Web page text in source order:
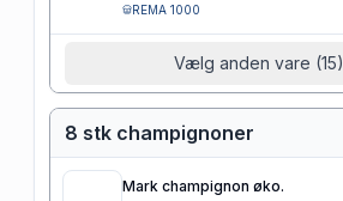
REMA 1000
Vælg anden vare (15)
8 stk champignoner
Mark champignon øko.